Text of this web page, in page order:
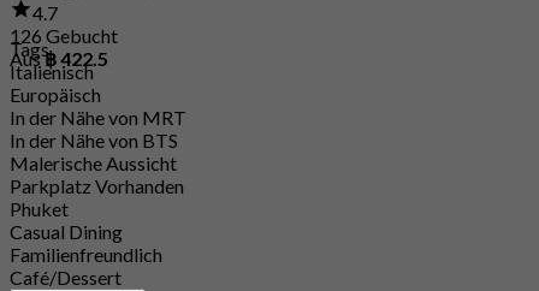
4.7
126 Gebucht
Aus฿ 422.5
Tags
Italienisch
Europäisch
In der Nähe von MRT
In der Nähe von BTS
Malerische Aussicht
Parkplatz Vorhanden
Phuket
Casual Dining
Familienfreundlich
Café/Dessert